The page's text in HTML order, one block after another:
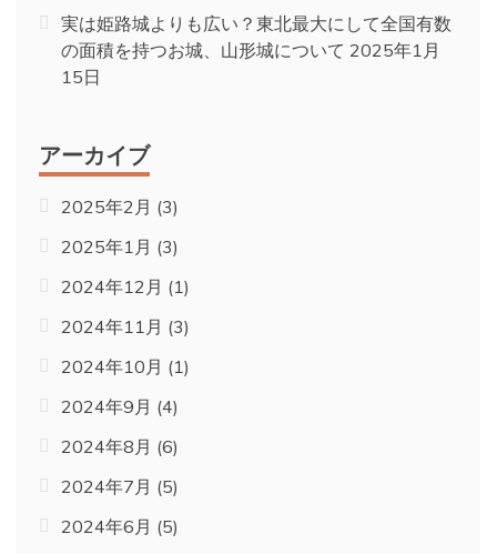
実は姫路城よりも広い？東北最大にして全国有数
の面積を持つお城、山形城について 2025年1月
15日
アーカイブ
2025年2月 (3)
2025年1月 (3)
2024年12月 (1)
2024年11月 (3)
2024年10月 (1)
2024年9月 (4)
2024年8月 (6)
2024年7月 (5)
2024年6月 (5)